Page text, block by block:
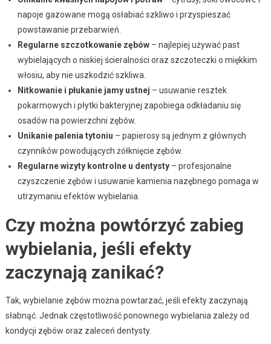
napoje gazowane mogą osłabiać szkliwo i przyspieszać
powstawanie przebarwień.
Regularne szczotkowanie zębów– najlepiej używać past
wybielających o niskiej ścieralności oraz szczoteczki o miękkim
włosiu, aby nie uszkodzić szkliwa.
Nitkowanie i płukanie jamy ustnej – usuwanie resztek
pokarmowych i płytki bakteryjnej zapobiega odkładaniu się
osadów na powierzchni zębów.
Unikanie palenia tytoniu – papierosy są jednym z głównych
czynników powodujących żółknięcie zębów.
Regularne wizyty kontrolne u dentysty– profesjonalne
czyszczenie zębów i usuwanie kamienia nazębnego pomaga w
utrzymaniu efektów wybielania.
Czy można powtórzyć zabieg
wybielania, jeśli efekty
zaczynają zanikać?
Tak, wybielanie zębów można powtarzać, jeśli efekty zaczynają
słabnąć. Jednak częstotliwość ponownego wybielania zależy od
kondycji zębów oraz zaleceń dentysty.